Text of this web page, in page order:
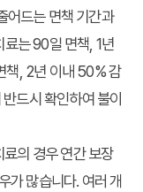
어드는 면책 기간과
는 90일 면책, 1년
책, 2년 이내 50% 감
드시 확인하여 불이
의 경우 연간 보장
가 많습니다. 여러 개